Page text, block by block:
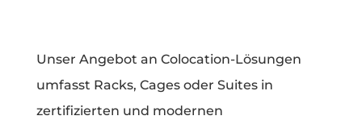
Unser Angebot an Colocation-Lösungen
umfasst Racks, Cages oder Suites in
zertifizierten und modernen